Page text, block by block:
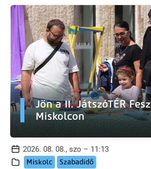
Jön a II. JátszóTÉR
Miskolcon
2026. 08. 08., szo – 11:13
Miskolc Szabadidő